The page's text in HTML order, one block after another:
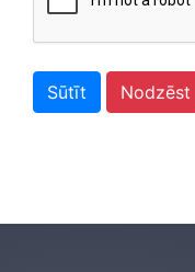
Sūtīt Nodzēst